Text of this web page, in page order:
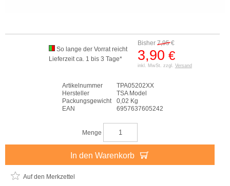
Bisher 7,95€
3,90 €
inkl. MwSt. zzgl. Versand
So lange der Vorrat reicht
Lieferzeit ca. 1 bis 3 Tage*
Artikelnummer
TPA05202XX
Hersteller
TSA Model
Packungsgewicht
0,02 Kg
EAN
6957637605242
Menge
In den Warenkorb
Auf den Merkzettel